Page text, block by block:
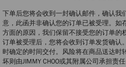
下单后您将会收到一封确认邮件，确认我
意，此函并非确认您的订单已被受理。如
方面的原因，我们保留不接受您的订单的
订单被受理后，您将会收到订单发货确认
时确定的时间交付。风险将在商品送达时
坏则由JIMMY CHOO或其附属公司承担责任